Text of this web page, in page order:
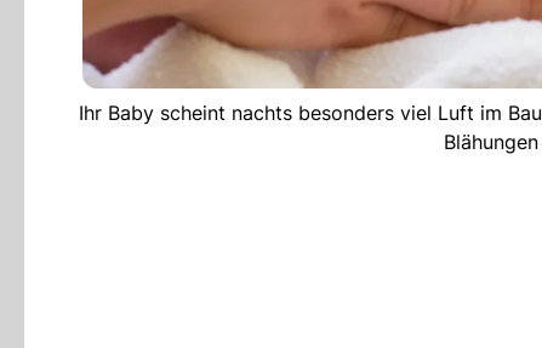
Ihr Baby scheint nachts besonders viel Luft im